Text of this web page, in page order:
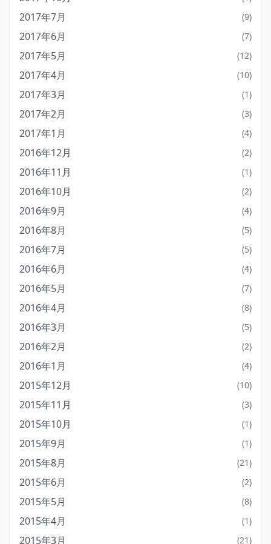
2017年7月 (9)
2017年6月 (7)
2017年5月 (12)
2017年4月 (10)
2017年3月 (1)
2017年2月 (3)
2017年1月 (4)
2016年12月 (2)
2016年11月 (1)
2016年10月 (2)
2016年9月 (4)
2016年8月 (5)
2016年7月 (5)
2016年6月 (4)
2016年5月 (7)
2016年4月 (8)
2016年3月 (5)
2016年2月 (2)
2016年1月 (4)
2015年12月 (10)
2015年11月 (3)
2015年10月 (1)
2015年9月 (1)
2015年8月 (21)
2015年6月 (2)
2015年5月 (8)
2015年4月 (1)
2015年3月 (21)